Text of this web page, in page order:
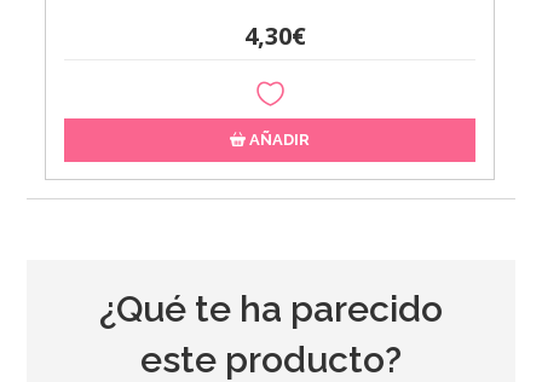
4,30€
AÑADIR
¿Qué te ha parecido
este producto?